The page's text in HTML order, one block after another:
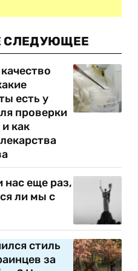
СЛЕДУЮЩЕЕ
есть у
проверки
как
нас еще раз,
ли мы с
стиль
за